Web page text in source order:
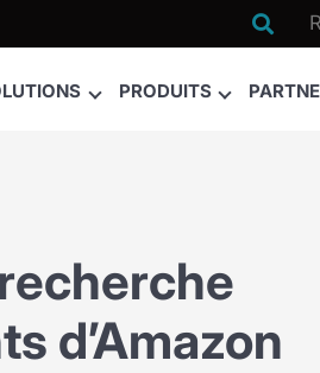

PRODUITS
d’Amazon